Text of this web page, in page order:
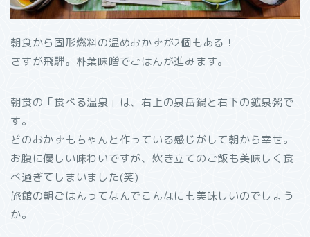
朝食から固形燃料の温めおかずが2個もある！
さすが飛騨。朴葉味噌でごはんが進みます。
朝食の「食べる温泉」は、右上の泉岳鍋と右下の鉱泉粥で
す。
どのおかずもちゃんと作っている感じがして朝から幸せ。
お腹に優しい味わいですが、炊き立てのご飯も美味しく食
べ過ぎてしまいました(笑)
旅館の朝ごはんってなんでこんなにも美味しいのでしょう
か。